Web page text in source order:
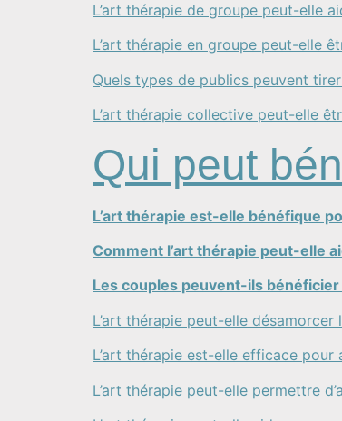
L’art thérapie de groupe peut-elle
L’art thérapie en groupe peut-elle
Quels types de publics peuvent
L’art thérapie collective peut-elle
Qui peut
L’art thérapie est-elle bénéfique
Comment l’art thérapie peut-elle
Les couples peuvent-ils bénéficier
L’art thérapie peut-elle
L’art thérapie est-elle efficace
L’art thérapie peut-elle permettre